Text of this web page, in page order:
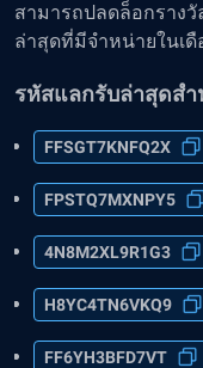
สามารถปลดล็อกราง
ล่าสุดที่มีจำหน่ายในเ
รหัสแลกรับล่าสุดสำ
FFSGT7KNFQ2X
FPSTQ7MXNPY5
4N8M2XL9R1G3
H8YC4TN6VKQ9
FF6YH3BFD7VT